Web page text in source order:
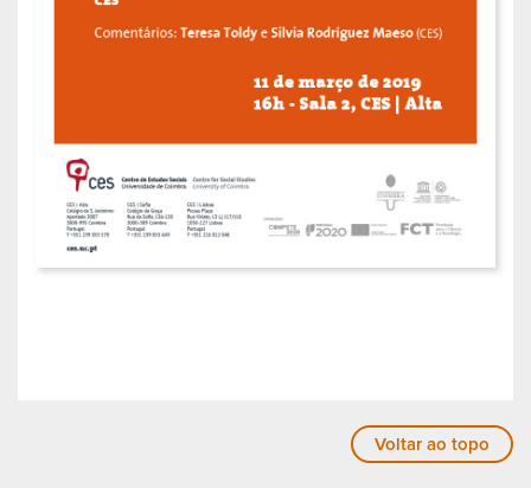
Voltar ao topo